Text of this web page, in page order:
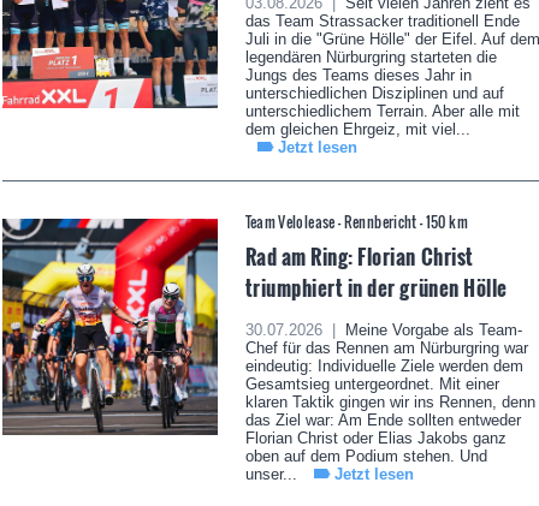
das Team Strassacker traditionell Ende
Juli in die "Grüne Hölle" der Eifel. Auf dem
legendären Nürburgring starteten die
Jungs des Teams dieses Jahr in
unterschiedlichen Disziplinen und auf
unterschiedlichem Terrain. Aber alle mit
dem gleichen Ehrgeiz, mit viel...
Jetzt lesen
Team Velolease - Rennbericht - 150 km
Rad am Ring: Florian Christ
triumphiert in der grünen Hölle
30.07.2026 |
Meine Vorgabe als Team-
Chef für das Rennen am Nürburgring war
eindeutig: Individuelle Ziele werden dem
Gesamtsieg untergeordnet. Mit einer
klaren Taktik gingen wir ins Rennen, denn
das Ziel war: Am Ende sollten entweder
Florian Christ oder Elias Jakobs ganz
oben auf dem Podium stehen. Und
unser...
Jetzt lesen